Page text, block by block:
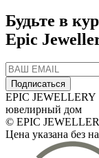
Будьте в
Epic
Подписаться
EPIC JEWELLERY
ювелирный дом
© EPIC
Цена указана без